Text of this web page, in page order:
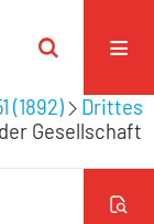
(1892)
Drittes
Gesellschaft